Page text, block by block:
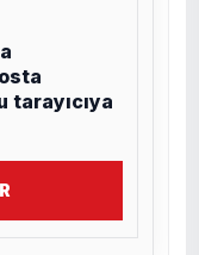
tarayıcıya